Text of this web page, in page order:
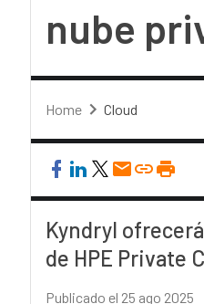
nube
Home Cloud
Kyndryl
de HPE Private
Publicado el 25 ago 2025